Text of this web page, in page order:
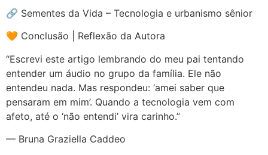
🔗 Sementes da Vida – Tecnologia e urbanismo sênior
🧡 Conclusão | Reflexão da Autora
“Escrevi este artigo lembrando do meu pai tentando
entender um áudio no grupo da família. Ele não
entendeu nada. Mas respondeu: ‘amei saber que
pensaram em mim’. Quando a tecnologia vem com
afeto, até o ‘não entendi’ vira carinho.”
— Bruna Graziella Caddeo